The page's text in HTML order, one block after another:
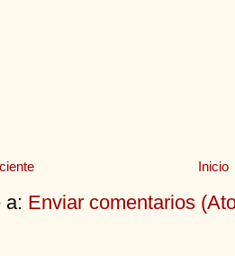
Inicio
a: Enviar comentarios